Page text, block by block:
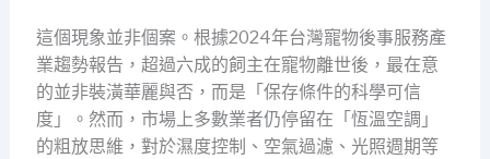
這個現象並非個案。根據2024年台灣寵物後事服務產
業趨勢報告，超過六成的飼主在寵物離世後，最在意
的並非裝潢華麗與否，而是「保存條件的科學可信
度」。然而，市場上多數業者仍停留在「恆溫空調」
的粗放思維，對於濕度控制、空氣過濾、光照週期等